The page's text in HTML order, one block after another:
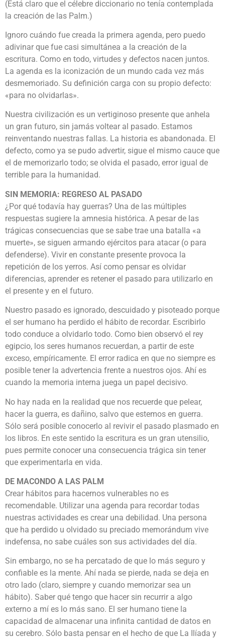
(Está claro que el célebre diccionario no tenía contemplada
la creación de las Palm.)
Ignoro cuándo fue creada la primera agenda, pero puedo
adivinar que fue casi simultánea a la creación de la
escritura. Como en todo, virtudes y defectos nacen juntos.
La agenda es la iconización de un mundo cada vez más
desmemoriado. Su definición carga con su propio defecto:
«para no olvidarlas».
Nuestra civilización es un vertiginoso presente que anhela
un gran futuro, sin jamás voltear al pasado. Estamos
reinventando nuestras fallas. La historia es abandonada. El
defecto, como ya se pudo advertir, sigue el mismo cauce que
el de memorizarlo todo; se olvida el pasado, error igual de
terrible para la humanidad.
SIN MEMORIA: REGRESO AL PASADO
¿Por qué todavía hay guerras? Una de las múltiples
respuestas sugiere la amnesia histórica. A pesar de las
trágicas consecuencias que se sabe trae una batalla «a
muerte», se siguen armando ejércitos para atacar (o para
defenderse). Vivir en constante presente provoca la
repetición de los yerros. Así como pensar es olvidar
diferencias, aprender es retener el pasado para utilizarlo en
el presente y en el futuro.
Nuestro pasado es ignorado, descuidado y pisoteado porque
el ser humano ha perdido el hábito de recordar. Escribirlo
todo conduce a olvidarlo todo. Como bien observó el rey
egipcio, los seres humanos recuerdan, a partir de este
exceso, empíricamente. El error radica en que no siempre es
posible tener la advertencia frente a nuestros ojos. Ahí es
cuando la memoria interna juega un papel decisivo.
No hay nada en la realidad que nos recuerde que pelear,
hacer la guerra, es dañino, salvo que estemos en guerra.
Sólo será posible conocerlo al revivir el pasado plasmado en
los libros. En este sentido la escritura es un gran utensilio,
pues permite conocer una consecuencia trágica sin tener
que experimentarla en vida.
DE MACONDO A LAS PALM
Crear hábitos para hacernos vulnerables no es
recomendable. Utilizar una agenda para recordar todas
nuestras actividades es crear una debilidad. Una persona
que ha perdido u olvidado su preciado memorándum vive
indefensa, no sabe cuáles son sus actividades del día.
Sin embargo, no se ha percatado de que lo más seguro y
confiable es la mente. Ahí nada se pierde, nada se deja en
otro lado (claro, siempre y cuando memorizar sea un
hábito). Saber qué tengo que hacer sin recurrir a algo
externo a mí es lo más sano. El ser humano tiene la
capacidad de almacenar una infinita cantidad de datos en
su cerebro. Sólo basta pensar en el hecho de que La Ilíada y